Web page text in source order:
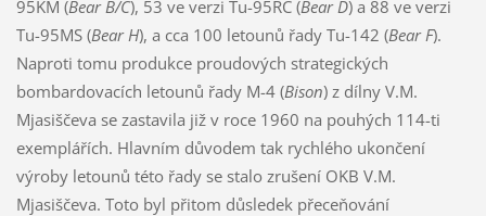
95KM (Bear B/C), 53 ve verzi Tu-95RC (Bear D) a 88 ve verzi
Tu-95MS (Bear H), a cca 100 letounů řady Tu-142 (Bear F).
Naproti tomu produkce proudových strategických
bombardovacích letounů řady M-4 (Bison) z dílny V.M.
Mjasiščeva se zastavila již v roce 1960 na pouhých 114-ti
exemplářích. Hlavním důvodem tak rychlého ukončení
výroby letounů této řady se stalo zrušení OKB V.M.
Mjasiščeva. Toto byl přitom důsledek přeceňování